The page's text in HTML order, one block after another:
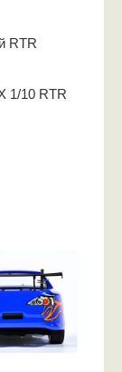
RTR
1/10 RTR